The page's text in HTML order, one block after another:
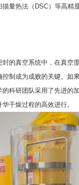
量热法（DSC）等高
真空系统中，在真空
制成为成败的关键。
科研团队采用了先进
干燥过程的高效进行。